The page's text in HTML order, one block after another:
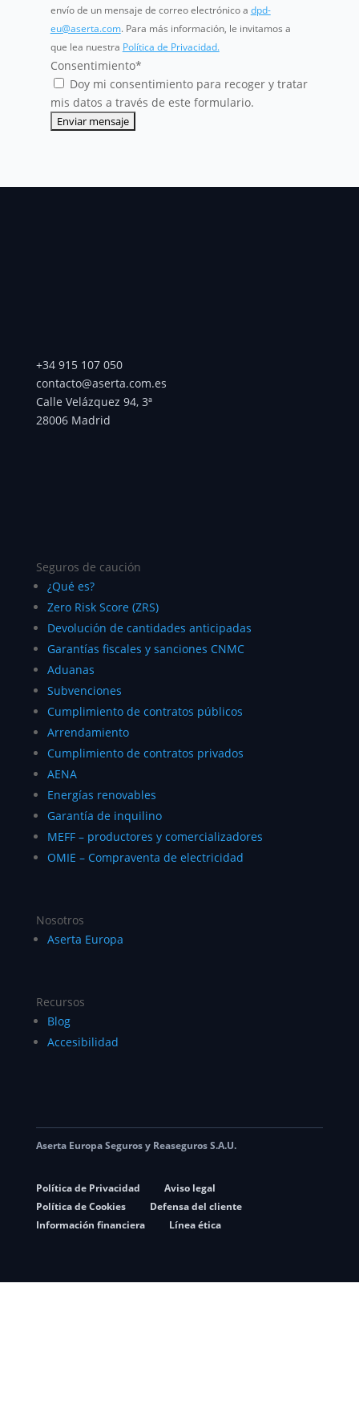
envío de un mensaje de correo electrónico a dpd-
eu@aserta.com. Para más información, le invitamos a
que lea nuestra Política de Privacidad.
Consentimiento*
Doy mi consentimiento para recoger y tratar
mis datos a través de este formulario.
+34 915 107 050
contacto@aserta.com.es
Calle Velázquez 94, 3ª
28006 Madrid
Seguros de caución
¿Qué es?
Zero Risk Score (ZRS)
Devolución de cantidades anticipadas
Garantías fiscales y sanciones CNMC
Aduanas
Subvenciones
Cumplimiento de contratos públicos
Arrendamiento
Cumplimiento de contratos privados
AENA
Energías renovables
Garantía de inquilino
MEFF – productores y comercializadores
OMIE – Compraventa de electricidad
Nosotros
Aserta Europa
Recursos
Blog
Accesibilidad
Aserta Europa Seguros y Reaseguros S.A.U.
Política de Privacidad
Aviso legal
Política de Cookies
Defensa del cliente
Información financiera
Línea ética